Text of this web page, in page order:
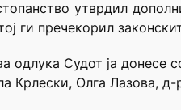
утврдил
ги пречекорил
одлука Судот ја донесе
Крлески, Олга Лазова,